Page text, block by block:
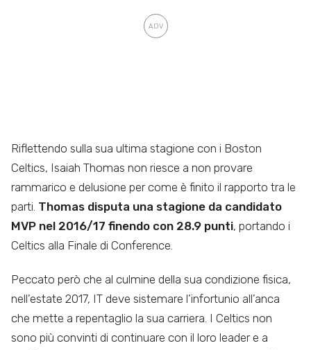
Riflettendo sulla sua ultima stagione con i Boston
Celtics, Isaiah Thomas non riesce a non provare
rammarico e delusione per come è finito il rapporto tra le
parti. Thomas disputa una stagione da candidato
MVP nel 2016/17 finendo con 28.9 punti, portando i
Celtics alla Finale di Conference.
Peccato però che al culmine della sua condizione fisica,
nell’estate 2017, IT deve sistemare l’infortunio all’anca
che mette a repentaglio la sua carriera. I Celtics non
sono più convinti di continuare con il loro leader e a